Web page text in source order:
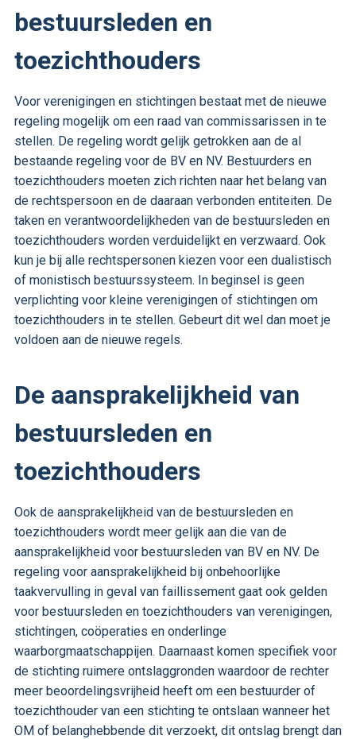
bestuursleden en
toezichthouders
Voor verenigingen en stichtingen bestaat met de nieuwe
regeling mogelijk om een raad van commissarissen in te
stellen. De regeling wordt gelijk getrokken aan de al
bestaande regeling voor de BV en NV. Bestuurders en
toezichthouders moeten zich richten naar het belang van
de rechtspersoon en de daaraan verbonden entiteiten. De
taken en verantwoordelijkheden van de bestuursleden en
toezichthouders worden verduidelijkt en verzwaard. Ook
kun je bij alle rechtspersonen kiezen voor een dualistisch
of monistisch bestuurssysteem. In beginsel is geen
verplichting voor kleine verenigingen of stichtingen om
toezichthouders in te stellen. Gebeurt dit wel dan moet je
voldoen aan de nieuwe regels.
De aansprakelijkheid van
bestuursleden en
toezichthouders
Ook de aansprakelijkheid van de bestuursleden en
toezichthouders wordt meer gelijk aan die van de
aansprakelijkheid voor bestuursleden van BV en NV. De
regeling voor aansprakelijkheid bij onbehoorlijke
taakvervulling in geval van faillissement gaat ook gelden
voor bestuursleden en toezichthouders van verenigingen,
stichtingen, coöperaties en onderlinge
waarborgmaatschappijen. Daarnaast komen specifiek voor
de stichting ruimere ontslaggronden waardoor de rechter
meer beoordelingsvrijheid heeft om een bestuurder of
toezichthouder van een stichting te ontslaan wanneer het
OM of belanghebbende dit verzoekt, dit ontslag brengt dan